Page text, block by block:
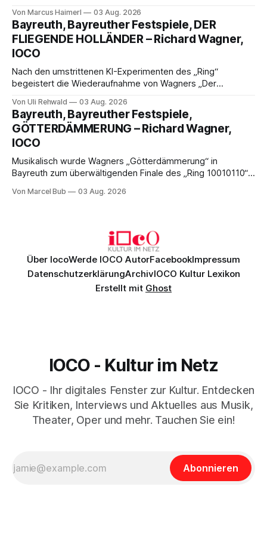
spannend und werkgetreu, getragen von starken Solisten,
eindrucksvollen Projektionen und einer klangvollen
musikalischen Leitung.
Von Marcus Haimerl 03 Aug. 2026
Bayreuth, Bayreuther Festspiele, DER
FLIEGENDE HOLLÄNDER – Richard Wagner,
IOCO
Nach den umstrittenen KI-Experimenten des „Ring“
begeistert die Wiederaufnahme von Wagners „Der
Musik und einem neuen Traumpaar: Elisabeth Teige und
Nicholas Brownlee sorgen für einen der Höhepunkte der
Bayreuther Festspiele 2026.
Von Uli Rehwald 03 Aug. 2026
Bayreuth, Bayreuther Festspiele,
GÖTTERDÄMMERUNG – Richard Wagner,
IOCO
Musikalisch wurde Wagners „Götterdämmerung“ in
Bayreuth zum überwältigenden Finale des „Ring 10010110“:
exzellentes Sängerensemble begeisterten. Die KI-geprägte
Von Marcel Bub 03 Aug. 2026
Über IocoWerde IOCO AutorFacebookImpressum
DatenschutzerklärungArchivIOCO Kultur Lexikon
Erstellt mit Ghost
IOCO - Kultur im Netz
IOCO - Ihr digitales Fenster zur Kultur. Entdecken
Sie Kritiken, Interviews und Aktuelles aus Musik,
Theater, Oper und mehr. Tauchen Sie ein!
Abonnieren